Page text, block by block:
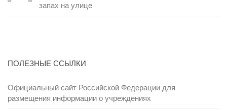
запах на улице
ПОЛЕЗНЫЕ ССЫЛКИ
Официальный сайт Российской Федерации для
размещения информации о учреждениях